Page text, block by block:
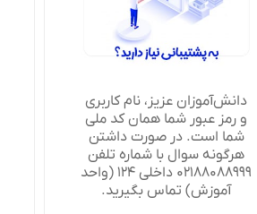
دانش‌آموزان عزیز، نام کاربری
و رمز عبور شما همان کد ملی
شما است. در صورت داشتن
هرگونه سوال با شماره تلفن
02188088999 داخلی 124 (واحد
آموزش) تماس بگیرید.